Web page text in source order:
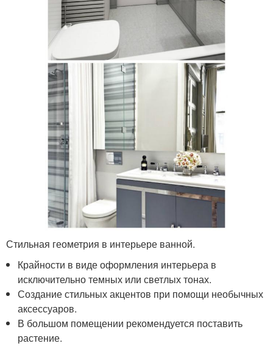
Стильная геометрия в интерьере ванной.
Крайности в виде оформления интерьера в
исключительно темных или светлых тонах.
Создание стильных акцентов при помощи необычных
аксессуаров.
В большом помещении рекомендуется поставить
растение.